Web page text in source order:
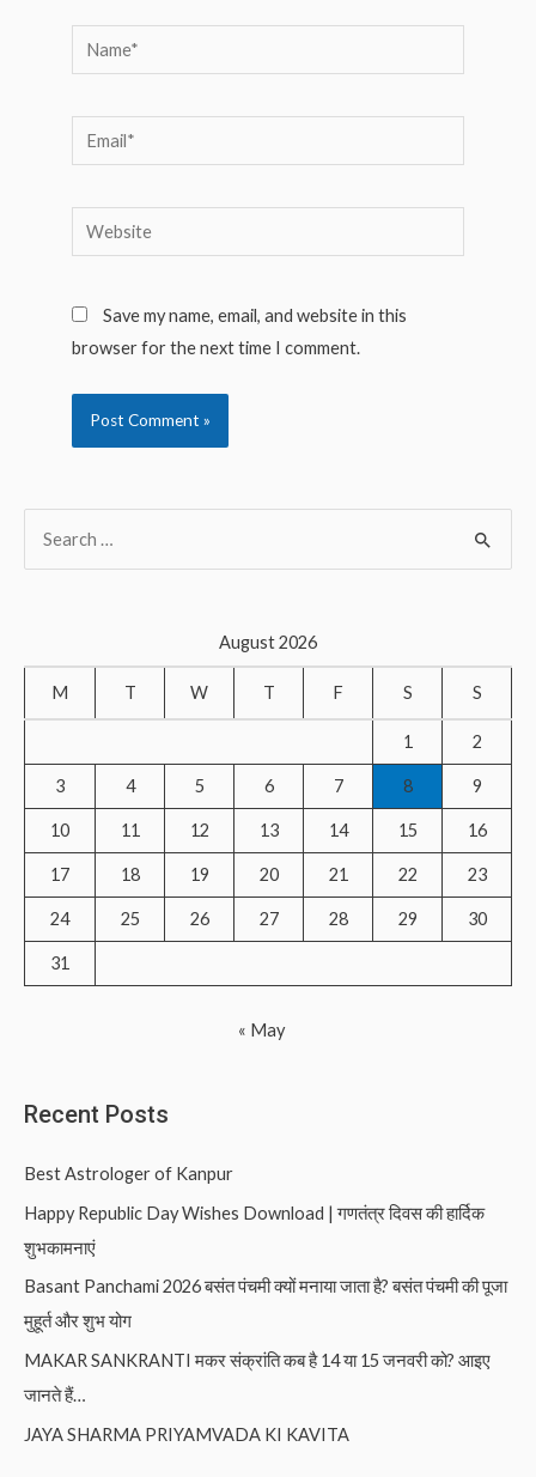
Name*
Email*
Website
Save my name, email, and website in this
browser for the next time I comment.
c
o
r
August 2026
M T W T F S S
1 2
3 4 5 6 7 8 9
10 11 12 13 14 15 16
17 18 19 20 21 22 23
24 25 26 27 28 29 30
31
« May
Recent Posts
Best Astrologer of Kanpur
Happy Republic Day Wishes Download | गणतंत्र दिवस की हार्दिक
शुभकामनाएं
Basant Panchami 2026 बसंत पंचमी क्यों मनाया जाता है? बसंत पंचमी की पूजा
मुहूर्त और शुभ योग
MAKAR SANKRANTI मकर संक्रांति कब है 14 या 15 जनवरी को? आइए
जानते हैं…
JAYA SHARMA PRIYAMVADA KI KAVITA